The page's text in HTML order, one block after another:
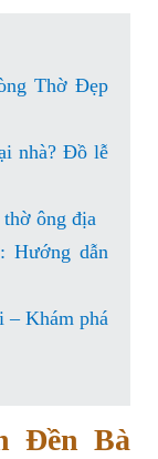
Thờ Đẹp
nhà? Đồ lễ
ông địa
Hướng dẫn
– Khám phá
Đền Bà